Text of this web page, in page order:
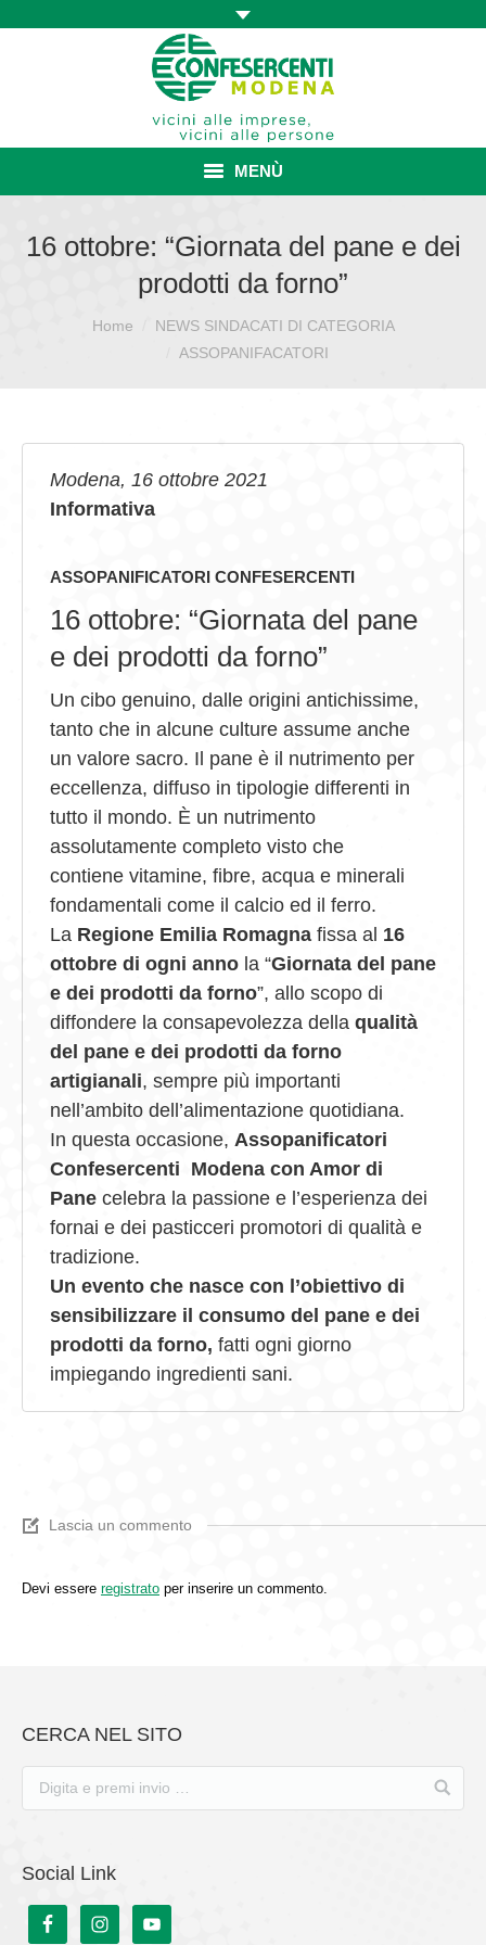
MENÙ
ASSOCIAZIONE
ISCRIZIONE E VANTAGGI
SERVIZI
COMUNICATI E NEWS
CONTATTI
16 ottobre: “Giornata del pane e dei
prodotti da forno”
Home
NEWS SINDACATI DI CATEGORIA
ASSOPANIFACATORI
Modena, 16 ottobre 2021
Informativa
ASSOPANIFICATORI CONFESERCENTI
16 ottobre: “Giornata del pane
e dei prodotti da forno”
Un cibo genuino, dalle origini antichissime,
tanto che in alcune culture assume anche
un valore sacro. Il pane è il nutrimento per
eccellenza, diffuso in tipologie differenti in
tutto il mondo. È un nutrimento
assolutamente completo visto che
contiene vitamine, fibre, acqua e minerali
fondamentali come il calcio ed il ferro.
La Regione Emilia Romagna fissa al 16
ottobre di ogni anno la “Giornata del pane
e dei prodotti da forno”, allo scopo di
diffondere la consapevolezza della qualità
del pane e dei prodotti da forno
artigianali, sempre più importanti
nell’ambito dell’alimentazione quotidiana.
In questa occasione, Assopanificatori
Confesercenti Modena con Amor di
Pane celebra la passione e l’esperienza dei
fornai e dei pasticceri promotori di qualità e
tradizione.
Un evento che nasce con l’obiettivo di
sensibilizzare il consumo del pane e dei
prodotti da forno, fatti ogni giorno
impiegando ingredienti sani.
Lascia un commento
Devi essere registrato per inserire un commento.
CERCA NEL SITO
Social Link